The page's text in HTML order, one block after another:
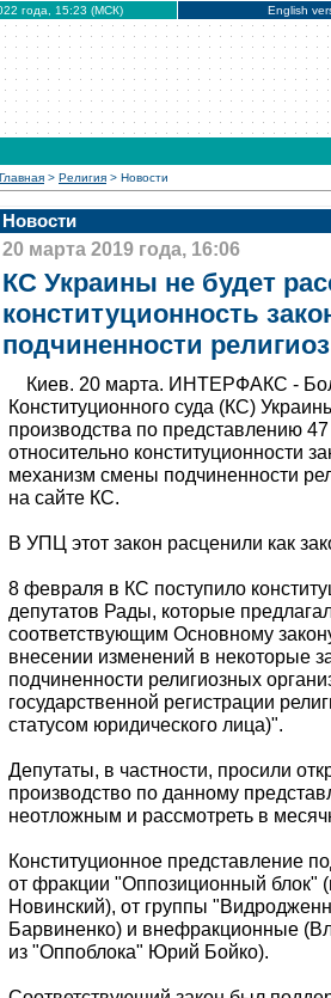
года, 15:23 (МСК) English
Главная > Религия > Новости
Новости
20 марта 2019 года, 16:06
КС Украины не будет
конституционность
подчиненности
Киев. 20 марта. ИНТЕРФАКС -
Конституционного суда (КС)
производства по представлению
относительно конституционности
механизм смены подчиненности
на сайте КС.
В УПЦ этот закон расценили как
8 февраля в КС поступило
депутатов Рады, которые
соответствующим Основному
внесении изменений в некоторые
подчиненности религиозных
государственной регистрации
статусом юридического лица)".
Депутаты, в частности, просили
производство по данному
неотложным и рассмотреть в
Конституционное представление
от фракции "Оппозиционный блок"
Новинский), от группы
Барвиненко) и внефракционные
из "Оппоблока" Юрий Бойко).